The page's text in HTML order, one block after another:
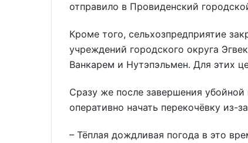
отправило в Провиденский
Кроме того, сельхозпредприятие
учреждений городского округа
Ванкарем и Нутэпэльмен. Для этих
Сразу же после завершения
оперативно начать перекочёвку из-
– Тёплая дождливая погода в это